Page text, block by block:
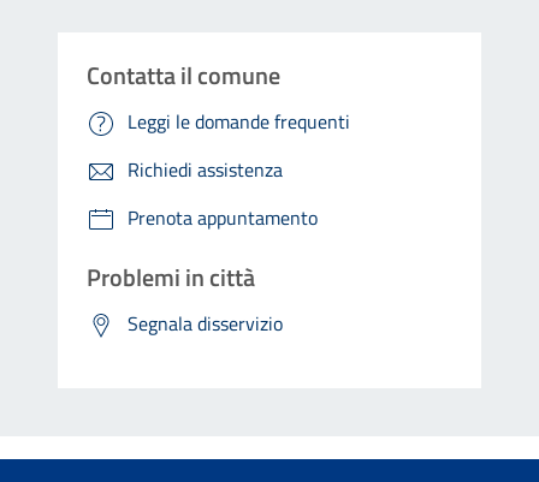
Contatta il comune
Leggi le domande frequenti
Richiedi assistenza
Prenota appuntamento
Problemi in città
Segnala disservizio